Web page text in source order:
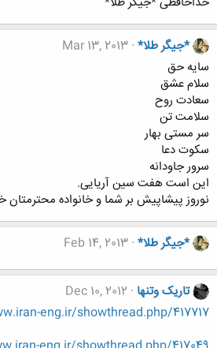
*جیگر طلا* Mar 13, 2013
سایه حق
سلام عشق
سعادت روح
سلامت تن
سر مستی بهار
سکوت دعا
سرور جاودانه
این است هفت سین آریایی.
نوروز پیشاپیش بر شما و خانواده محترمتان
*جیگر طلا* Feb 14, 2013
تاریک وتنها Dec 10, 2012
eng.ir/showthread.php/417717